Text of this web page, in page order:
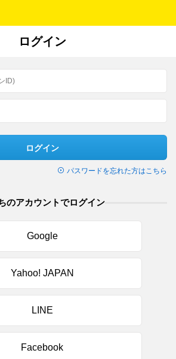
ログイン
ログイン
パスワードを忘れた方はこちら
のアカウントでログイン
Google
Yahoo! JAPAN
LINE
Facebook